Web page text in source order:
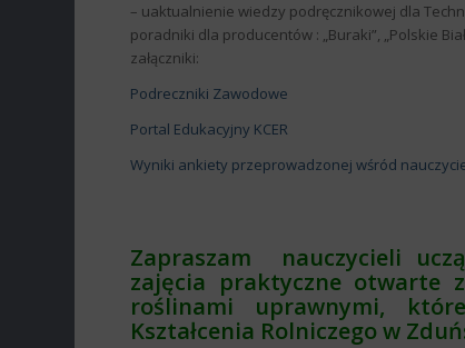
– uaktualnienie wiedzy podręcznikowej dla
poradniki dla producentów : „Buraki”, „Polskie
załączniki:
Podreczniki Zawodowe
Portal Edukacyjny KCER
Wyniki ankiety przeprowadzonej wśród
Zapraszam nauczycieli
zajęcia praktyczne otwarte
roślinami uprawnymi,
Kształcenia Rolniczego w